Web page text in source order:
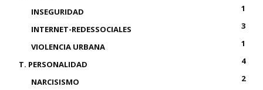
INSEGURIDAD
1
INTERNET-REDESSOCIALES
3
VIOLENCIA URBANA
1
T. PERSONALIDAD
4
NARCISISMO
2